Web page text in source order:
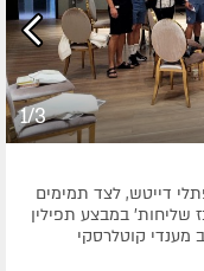
1/3
דייטש, לצד תמימים
'מרכז שליחות' במבצע תפילין
מענדי קוטלרסקי